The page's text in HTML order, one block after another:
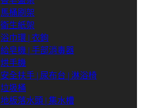
馬桶刷架
衛生紙架
浴巾環 | 衣鉤
給皂機 | 手部消毒器
烘手機
安全扶手 | 尿布台 | 淋浴椅
垃圾桶
地板落水頭 | 集水槽